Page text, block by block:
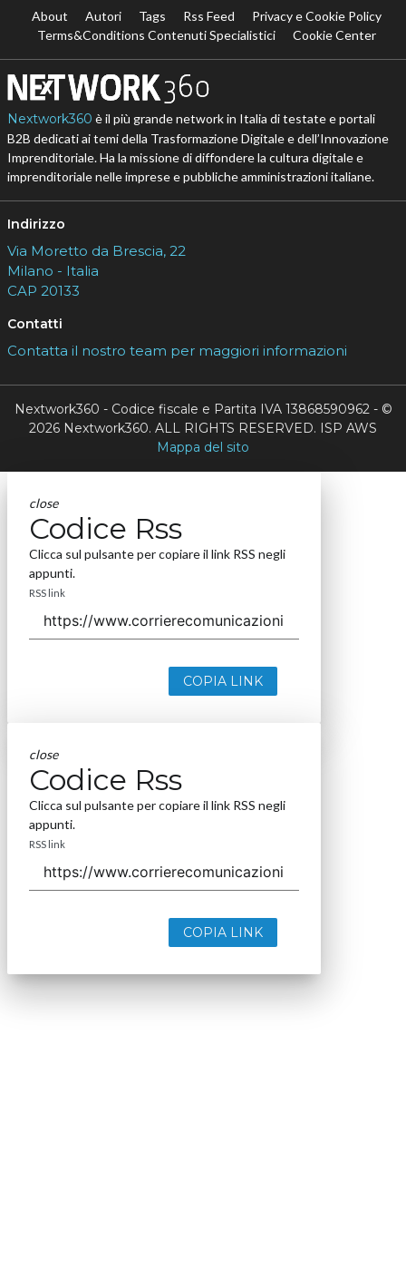
About Autori Tags Rss Feed
Privacy e Cookie Policy
Terms&Conditions Contenuti Specialistici
Cookie Center
Nextwork360 è il più grande network in Italia di testate e portali
B2B dedicati ai temi della Trasformazione Digitale e dell’Innovazione
Imprenditoriale. Ha la missione di diffondere la cultura digitale e
imprenditoriale nelle imprese e pubbliche amministrazioni italiane.
Indirizzo
Via Moretto da Brescia, 22
Milano - Italia
CAP 20133
Contatti
Contatta il nostro team per maggiori informazioni
Nextwork360 - Codice fiscale e Partita IVA 13868590962 - ©
2026 Nextwork360. ALL RIGHTS RESERVED. ISP AWS
Mappa del sito
close
Codice Rss
Clicca sul pulsante per copiare il link RSS negli
appunti.
RSS link
COPIA LINK
close
Codice Rss
Clicca sul pulsante per copiare il link RSS negli
appunti.
RSS link
COPIA LINK